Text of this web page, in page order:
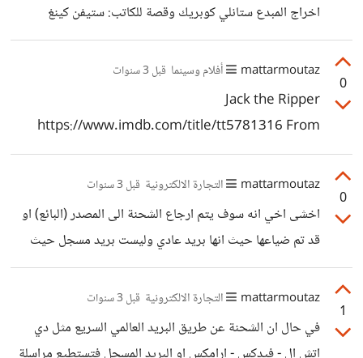
اخراج المبدع ستانلي كوبريك وقصة للكاتب: ستيفن كينغ
https://www.imdb.com/title/tt0081505
https://ar.wikipedia.org/wiki/%D8%A7%D9%84%
D8%A8%D8%B1%D9%8A%D9%82_(%D9%81%D
9%8A%D9%84%D9%85)
0
mattarmoutaz أفلام وسينما قبل 3 سنوات
Jack the Ripper
https://www.imdb.com/title/tt5781316 From
Hell https://www.imdb.com/title/tt0120681
0
mattarmoutaz التجارة الالكترونية قبل 3 سنوات
اخشى اخي انه سوف يتم ارجاع الشحنة الى المصدر (البائع) او
قد تم ضياعها حيث انها بريد عادي وليست بريد مسجل حيث
يوجد رقم تتبع او عن طريق البريد السريع. قد تستطيع مراجعة
البريد المحلي لديك وان كنت اتوقع صعوبة استلام الشحنة لعدم
وجود رقم تتبع لها. وقد تستطيع مراسلة البائع فقد يستطيع
تقديم المساعدة او قد يرجع لك القيمة.
1
mattarmoutaz التجارة الالكترونية قبل 3 سنوات
في حال ان الشحنة عن طريق البريد العالمي السريع مثل دي